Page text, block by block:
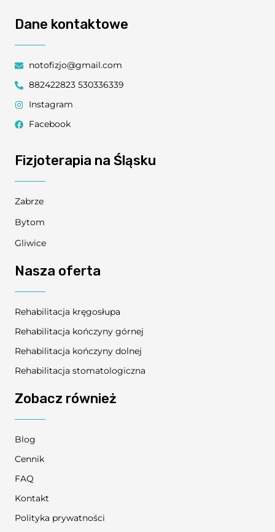
Dane kontaktowe
notofizjo@gmail.com
882422823 530336339
Instagram
Facebook
Fizjoterapia na Śląsku
Zabrze
Bytom
Gliwice
Nasza oferta
Rehabilitacja kręgosłupa
Rehabilitacja kończyny górnej
Rehabilitacja kończyny dolnej
Rehabilitacja stomatologiczna
Zobacz również
Blog
Cennik
FAQ
Kontakt
Polityka prywatności